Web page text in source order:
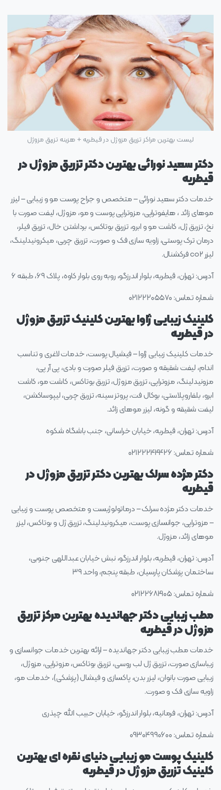
لیست بهترین مراکز تزریق مزوژل در قیطریه + هزینه تزریق مزوژل
دکتر سعید نورائی بهترین دکتر تزریق مزوژل در
قیطریه
خدمات دکتر سعید نورائی – متخصص و جراح پوست مو و زیبایی – لیزر
موهای زائد ، هایفوتراپی، مزوتراپی پوست و مو، مزوژل، لیفت صورت با
نخ، تزریق ژل، کاشت مو و ابرو، تزریق بوتاکس، برداشتن خال، تزریق فیلر،
درمان ترک پوستی، زاویه سازی فک و صورت، تزریق چربی، میکرونیدلینگ،
لیزر co2 فرکشنال.
آدرس: تهران، قیطریه، بلوار اندرزگو، روبه روی بلوار کاوه، پلاک ۶۹، طبقه ۶
شماره تماس: ۰۲۱۲۲۲۰۵۵۷۰
کلینیک زیبایی ژاوا بهترین کلینیک تزریق مزوژل
در قیطریه
خدمات کلینیک زیبایی ژاوا – فیشیال پوست، خدمات لاغری و تناسب
اندام، لیفت شقیقه و صورت، تزریق فیلر صورت و بادی، پی آر پی،
مزونیدلینگ، مزوتراپی، تزریق مزوژل، تزریق بوتاکس، کاشت مو، کاشت
ابرو، بلفاروپلاستی، بوکال فت، پروتز سینه، تزریق چربی، لیپوساکشن،
لیفت شقیقه و گونه، لیزر موهای زائد.
آدرس: تهران، قیطریه، خیابان خراسانی، جنب باشگاه شکوه
شماره تماس: ۰۲۱۲۲۲۴۴۴۲۶
دکتر مژده سرلک بهترین دکتر تزریق مزوژل در
قیطریه
خدمات دکتر مژده سرلک – درماتولوژیست و متخصص پوست و زیبایی
– مزوتراپی، جوانسازی پوست، میکرونیدلینگ، تزریق ژل و بوتاکس، لیزر
موهای زائد، مزوژل.
آدرس: تهران، قیطریه، بلوار اندرزگو، نبش خیابان عبداللهی جنوبی،
ساختمان پزشکان پارسیان، طبقه پنجم، واحد ۳۹
شماره تماس: ۰۲۱۲۲۶۸۴۱۰۵
مطب زیبایی دکتر جهاندیده بهترین مرکز تزریق
مزوژل در قیطریه
خدمات مطب زیبایی دکتر جهاندیده – ارائه بهترین خدمات جوانسازی و
زیباسازی صورت، تزریق ژل لب روسی، تزریق بوتاکس، مزوتراپی، مزوژل،
زیبایی صورت بانوان، لیزر بدن، پاکسازی و فیشال (پزشکی)، خدمات مو،
زاویه سازی فک و صورت.
آدرس: تهران، فرمانیه، بلوار اندرزگو، خیابان حبیب الله چیذری
شماره تماس: ۰۹۳۰۴۹۹۰۶۰۰
کلینیک پوست مو زیبایی دنیای نقره ای بهترین
کلینیک تزریق مزوژل در قیطریه